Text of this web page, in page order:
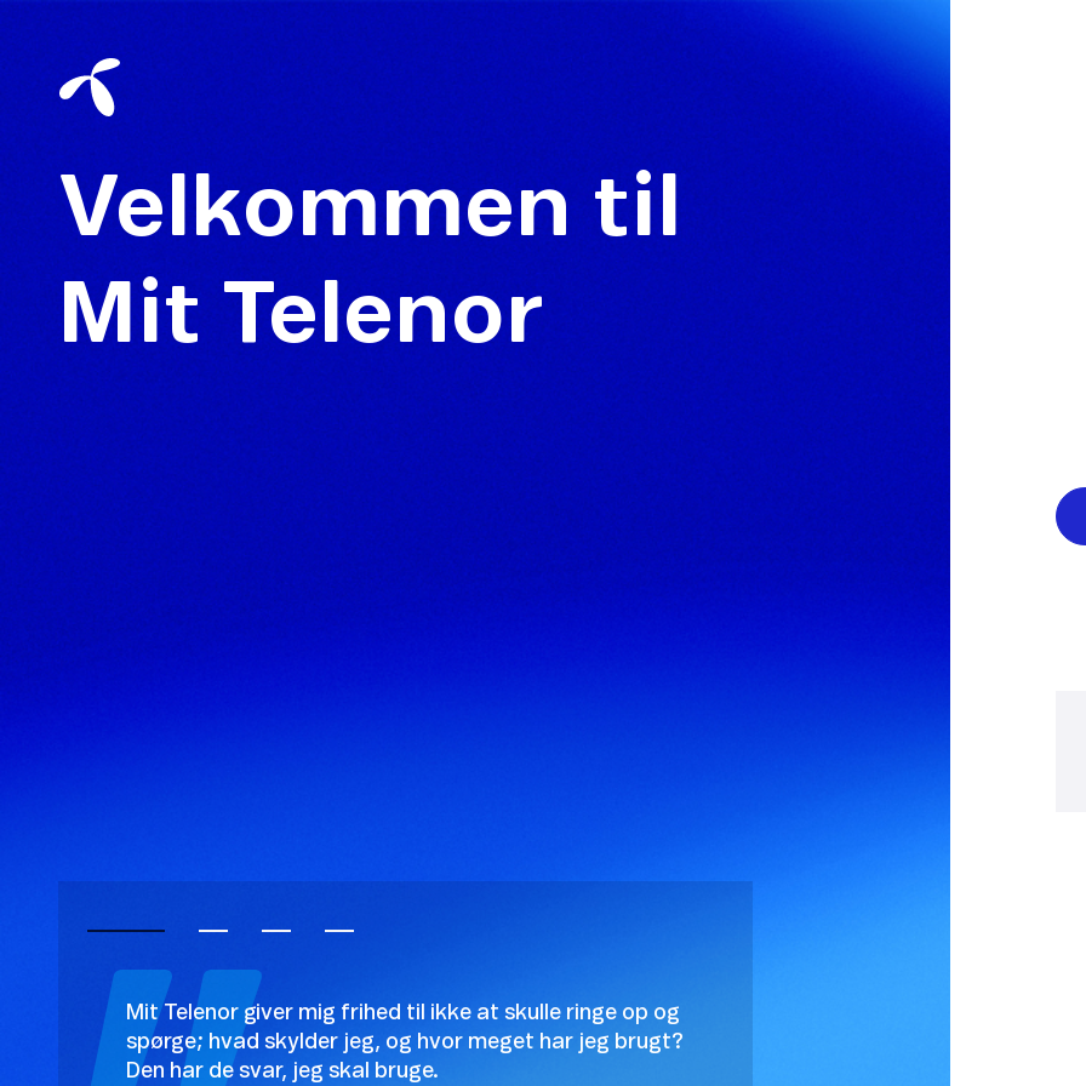
Velkommen til
Mit Telenor
Mit Telenor giver mig frihed til ikke at skulle ringe op og
spørge; hvad skylder jeg, og hvor meget har jeg brugt?
Den har de svar, jeg skal bruge.